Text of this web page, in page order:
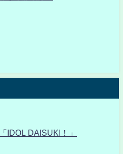
IDOL DAISUKI！」